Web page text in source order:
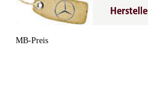
MB-Preis